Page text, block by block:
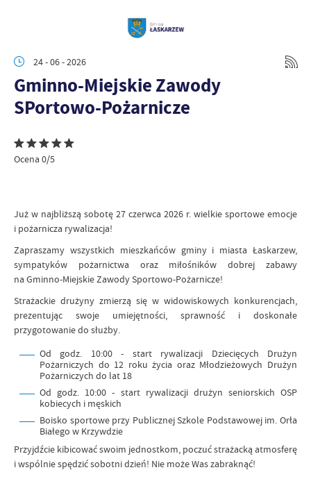
24 - 06 - 2026
Gminno-Miejskie Zawody
SPortowo-Pożarnicze
Ocena 0/5
Już w najbliższą sobotę 27 czerwca 2026 r. wielkie sportowe emocje
i pożarnicza rywalizacja!
Zapraszamy wszystkich mieszkańców gminy i miasta Łaskarzew,
sympatyków pożarnictwa oraz miłośników dobrej zabawy
na Gminno-Miejskie Zawody Sportowo-Pożarnicze!
Strażackie drużyny zmierzą się w widowiskowych konkurencjach,
prezentując swoje umiejętności, sprawność i doskonałe
przygotowanie do służby.
Od godz. 10:00 - start rywalizacji Dziecięcych Drużyn
Pożarniczych do 12 roku życia oraz Młodzieżowych Drużyn
Pożarniczych do lat 18
Od godz. 10:00 - start rywalizacji drużyn seniorskich OSP
kobiecych i męskich
Boisko sportowe przy Publicznej Szkole Podstawowej im. Orła
Białego w Krzywdzie
Przyjdźcie kibicować swoim jednostkom, poczuć strażacką atmosferę
i wspólnie spędzić sobotni dzień! Nie może Was zabraknąć!